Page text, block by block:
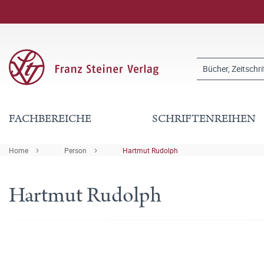
FACHBEREICHE SCHRIFTENREIHEN
Home Person Hartmut Rudolph
Hartmut Rudolph